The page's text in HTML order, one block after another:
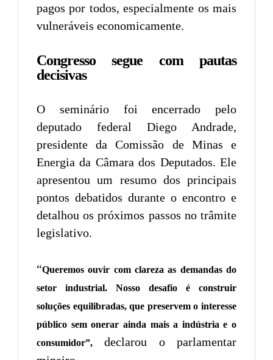
pagos por todos, especialmente os mais
vulneráveis economicamente.
Congresso segue com pautas
decisivas
O seminário foi encerrado pelo
deputado federal Diego Andrade,
presidente da Comissão de Minas e
Energia da Câmara dos Deputados. Ele
apresentou um resumo dos principais
pontos debatidos durante o encontro e
detalhou os próximos passos no trâmite
legislativo.
“Queremos ouvir com clareza as demandas do
setor industrial. Nosso desafio é construir
soluções equilibradas, que preservem o interesse
público sem onerar ainda mais a indústria e o
consumidor”,
declarou o parlamentar